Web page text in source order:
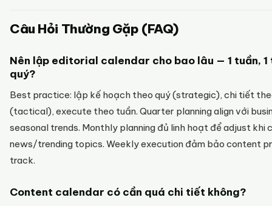
Câu Hỏi Thường Gặp (FAQ)
Nên lập editorial calendar cho bao lâu — 1 tuần, 1
quý?
Best practice: lập kế hoạch theo quý (strategic), chi tiết
(tactical), execute theo tuần. Quarter planning align với
seasonal trends. Monthly planning đủ linh hoạt để adjust khi
news/trending topics. Weekly execution đảm bảo content
track.
Content calendar có cần quá chi tiết không?